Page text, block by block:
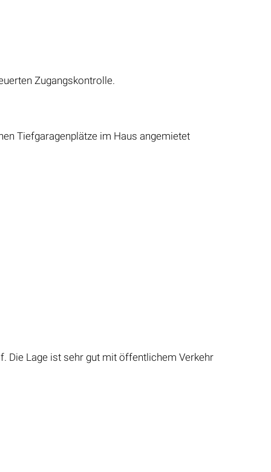
Zugangskontrolle.
Tiefgaragenplätze im Haus angemietet
Die Lage ist sehr gut mit öffentlichem Verkehr